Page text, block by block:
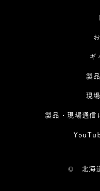
ギ
製
現
製品・現場通信
© 北海